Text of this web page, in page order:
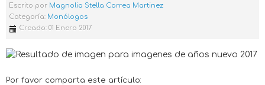
Escrito por Magnolia Stella Correa Martinez
Categoría: Monólogos
Creado: 01 Enero 2017
Por favor comparta este artículo: